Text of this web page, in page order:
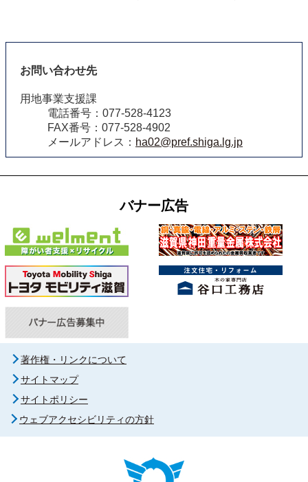
お問い合わせ先
用地事業支援課
電話番号：077-528-4123
FAX番号：077-528-4902
メールアドレス： ha02@pref.shiga.lg.jp
バナー広告
著作権・リンクについて
サイトマップ
サイトポリシー
ウェブアクセシビリティの方針